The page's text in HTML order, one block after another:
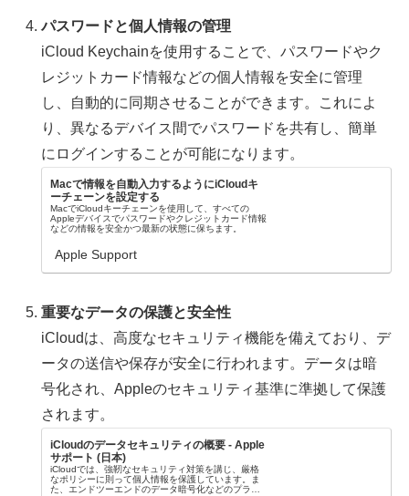
パスワードと個人情報の管理
iCloud Keychainを使用することで、パスワードやク
レジットカード情報などの個人情報を安全に管理
し、自動的に同期させることができます。これによ
り、異なるデバイス間でパスワードを共有し、簡単
にログインすることが可能になります。
Macで情報を自動入力するようにiCloudキ
ーチェーンを設定する
MacでiCloudキーチェーンを使用して、すべての
Appleデバイスでパスワードやクレジットカード情報
などの情報を安全かつ最新の状態に保ちます。
Apple Support
重要なデータの保護と安全性
iCloudは、高度なセキュリティ機能を備えており、デ
ータの送信や保存が安全に行われます。データは暗
号化され、Appleのセキュリティ基準に準拠して保護
されます。
iCloudのデータセキュリティの概要 - Apple
サポート (日本)
iCloudでは、強靭なセキュリティ対策を講じ、厳格
なポリシーに則って個人情報を保護しています。ま
た、エンドツーエンドのデータ暗号化などのプライ